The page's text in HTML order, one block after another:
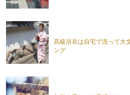
高級浴衣は自宅で洗って大
ング